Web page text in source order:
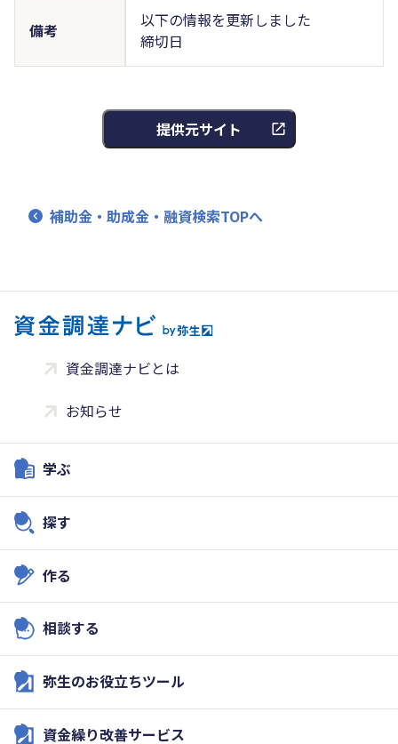
備考
以下の情報を更新しました
締切日
提供元サイト
補助金・助成金・融資検索TOPへ
資金調達ナビとは
お知らせ
学ぶ
探す
作る
相談する
弥生のお役立ちツール
資金繰り改善サービス